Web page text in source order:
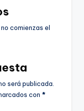
comienzas el
será publicada.
con *